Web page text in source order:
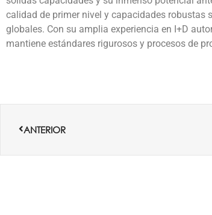
calidad de primer nivel y capacidades
globales. Con su amplia experiencia en I+D
mantiene estándares rigurosos y procesos de
ANTERIOR